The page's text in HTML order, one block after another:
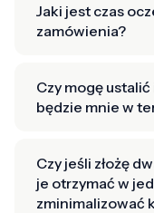
Jaki jest czas
zamówienia?
Czy mogę
będzie mnie w
Czy jeśli złożę
je otrzymać w
zminimalizować